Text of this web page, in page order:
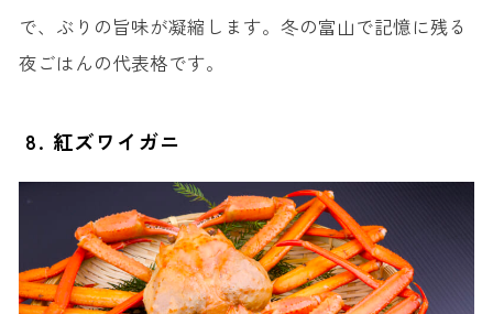
で、ぶりの旨味が凝縮します。冬の富山で記憶に残る
夜ごはんの代表格です。
8. 紅ズワイガニ